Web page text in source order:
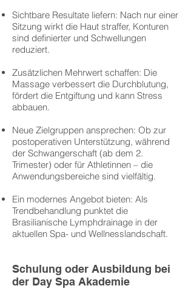
Sichtbare Resultate liefern: Nach nur einer
Sitzung wirkt die Haut straffer, Konturen
sind definierter und Schwellungen
reduziert.
Zusätzlichen Mehrwert schaffen: Die
Massage verbessert die Durchblutung,
fördert die Entgiftung und kann Stress
abbauen.
Neue Zielgruppen ansprechen: Ob zur
postoperativen Unterstützung, während
der Schwangerschaft (ab dem 2.
Trimester) oder für Athletinnen – die
Anwendungsbereiche sind vielfältig.
Ein modernes Angebot bieten: Als
Trendbehandlung punktet die
Brasilianische Lymphdrainage in der
aktuellen Spa- und Wellnesslandschaft.
Schulung oder Ausbildung bei
der Day Spa Akademie